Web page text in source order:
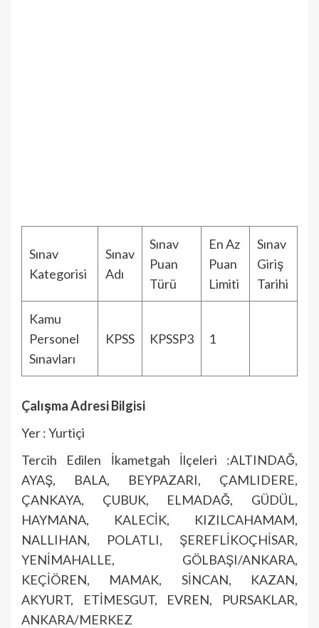
Sınav
Kategorisi
Sınav
Adı
Sınav
Puan
Türü
En Az
Puan
Limiti
Sınav
Giriş
Tarihi
Kamu
Personel
Sınavları
KPSS KPSSP3 1
Çalışma Adresi Bilgisi
Yer : Yurtiçi
Tercih Edilen İkametgah İlçeleri :ALTINDAĞ,
AYAŞ, BALA, BEYPAZARI, ÇAMLIDERE,
ÇANKAYA, ÇUBUK, ELMADAĞ, GÜDÜL,
HAYMANA, KALECİK, KIZILCAHAMAM,
NALLIHAN, POLATLI, ŞEREFLİKOÇHİSAR,
YENİMAHALLE, GÖLBAŞI/ANKARA,
KEÇİÖREN, MAMAK, SİNCAN, KAZAN,
AKYURT, ETİMESGUT, EVREN, PURSAKLAR,
ANKARA/MERKEZ